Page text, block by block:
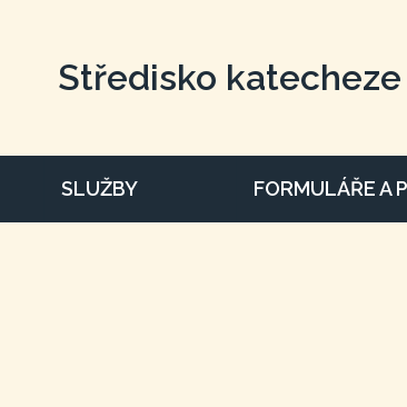
Středisko
SLUŽBY FORMULÁŘE A